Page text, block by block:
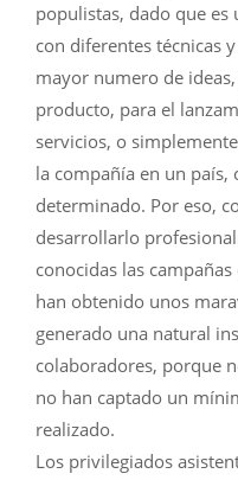
populistas, dado que
con diferentes técnicas
mayor numero de
producto, para el
servicios, o
la compañía en un
determinado. Por eso,
desarrollarlo
conocidas las
han obtenido unos
generado una natural
colaboradores, porque
no han captado un
realizado.
Los privilegiados